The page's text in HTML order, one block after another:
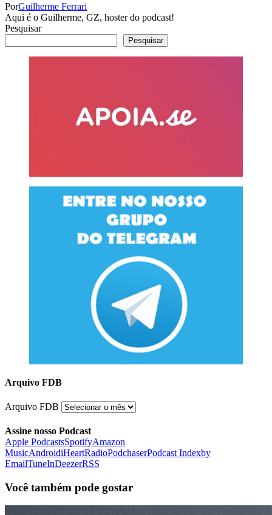
PorGuilherme Ferrari
Aqui é o Guilherme, GZ, hoster do podcast!
Pesquisar
Pesquisar
Arquivo FDB
Arquivo FDB
Assine nosso Podcast
Apple PodcastsSpotifyAmazon
MusicAndroidiHeartRadioPodchaserPodcast Indexby
EmailTuneInDeezerRSS
Você também pode gostar